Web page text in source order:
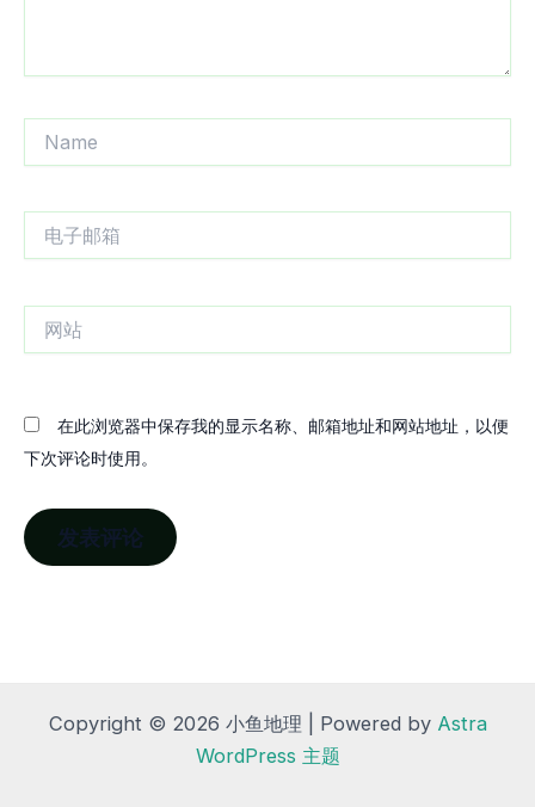
在此浏览器中保存我的显示名称、邮箱地址和网站地址，以便
下次评论时使用。
Copyright © 2026 小鱼地理 | Powered by Astra
WordPress 主题